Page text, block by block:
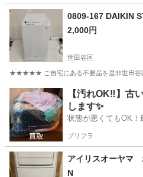
東京 八王子市 0809-167 DAIKIN
2,000円
世田谷区
★★★★★ ご自宅にある不要品を是非世田谷区
東京 世田谷区 季節、空調家電
【汚れOK‼️】古
します✨
状態が悪くてもOK！
プリフラ
アイリスオーヤマ
N